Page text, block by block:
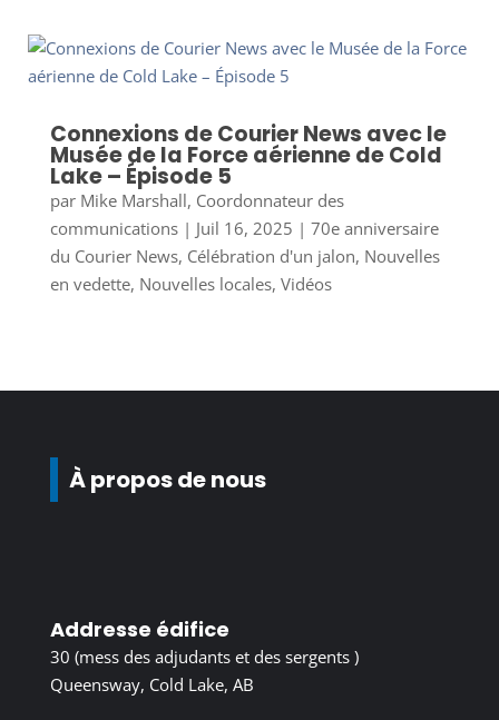
Connexions de Courier News avec le
Musée de la Force aérienne de Cold
Lake – Épisode 5
par Mike Marshall, Coordonnateur des
communications| Juil 16, 2025 | 70e anniversaire
du Courier News, Célébration d'un jalon, Nouvelles
en vedette, Nouvelles locales, Vidéos
À propos de nous
Addresse édifice
30 (mess des adjudants et des sergents )
Queensway, Cold Lake, AB